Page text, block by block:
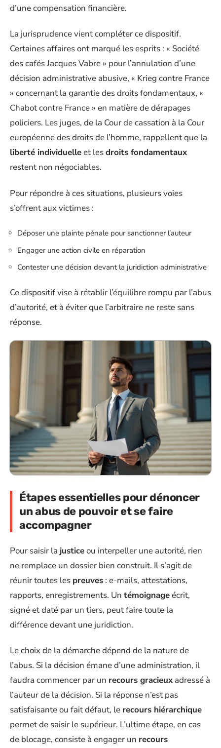
d’une compensation financière.
La jurisprudence vient compléter ce dispositif.
Certaines affaires ont marqué les esprits : « Société
des cafés Jacques Vabre » pour l’annulation d’une
décision administrative abusive, « Krieg contre France
» concernant la garantie des droits fondamentaux, «
Chabot contre France » en matière de dérapages
policiers. Les juges, de la Cour de cassation à la Cour
européenne des droits de l’homme, rappellent que la
liberté individuelleet lesdroits fondamentaux
restent non négociables.
Pour répondre à ces situations, plusieurs voies
s’offrent aux victimes :
Déposer une plainte pénale pour sanctionner l’auteur
Engager une action civile en réparation
Contester une décision devant la juridiction administrative
Ce dispositif vise à rétablir l’équilibre rompu par l’abus
d’autorité, et à éviter que l’arbitraire ne reste sans
réponse.
Étapes essentielles pour dénoncer
un abus de pouvoir et se faire
accompagner
Pour saisir la justiceou interpeller une autorité, rien
ne remplace un dossier bien construit. Il s’agit de
réunir toutes les preuves : e-mails, attestations,
rapports, enregistrements. Un témoignageécrit,
signé et daté par un tiers, peut faire toute la
différence devant une juridiction.
Le choix de la démarche dépend de la nature de
l’abus. Si la décision émane d’une administration, il
faudra commencer par un recours gracieux adressé à
l’auteur de la décision. Si la réponse n’est pas
satisfaisante ou fait défaut, le recours hiérarchique
permet de saisir le supérieur. L’ultime étape, en cas
de blocage, consiste à engager un recours